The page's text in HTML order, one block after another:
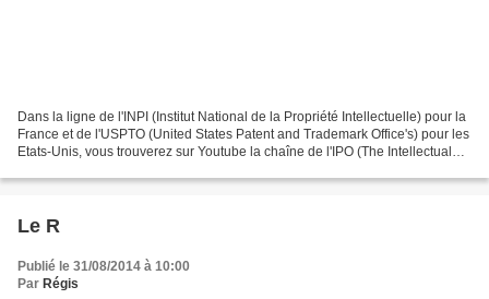
Dans la ligne de l'INPI (Institut National de la Propriété Intellectuelle) pour la
France et de l'USPTO (United States Patent and Trademark Office's) pour les
Etats-Unis, vous trouverez sur Youtube la chaîne de l'IPO (The Intellectual
Le R
Publié le 31/08/2014 à 10:00
Par Régis